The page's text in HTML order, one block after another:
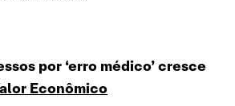
por ‘erro médico’ cresce
Econômico